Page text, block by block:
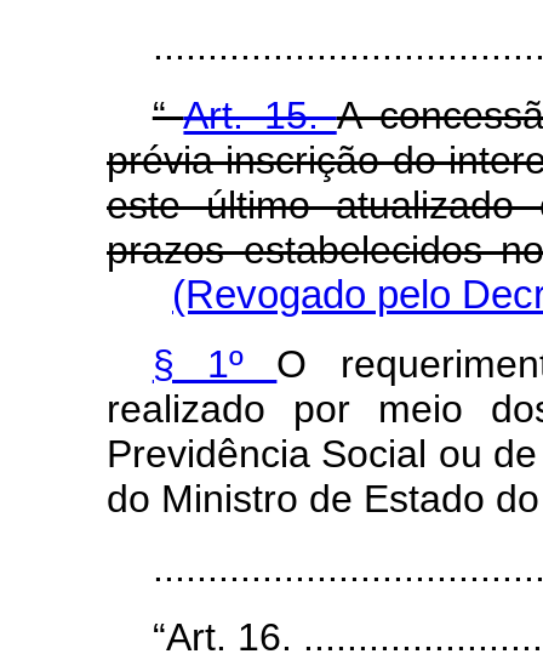
“Art. 15.A
prévia inscrição do
este último
prazos estabelecidos
(Revogado pelo
§ 1º O
realizado por meio
Previdência Social ou
do Ministro de Estado
“Art. 16.